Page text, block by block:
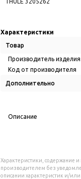
Характеристики
Товар
Производитель изделия
Код от производителя
Дополнительно
Описание
Характеристики, содержание
производителем без
описании характеристик и/